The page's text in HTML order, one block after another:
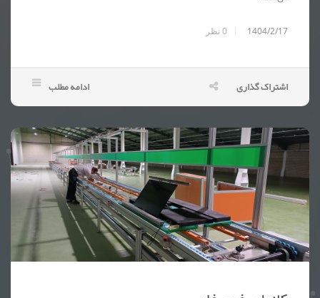
1404/2/17
0نظر
ادامه مطلب اشتراک گذاری